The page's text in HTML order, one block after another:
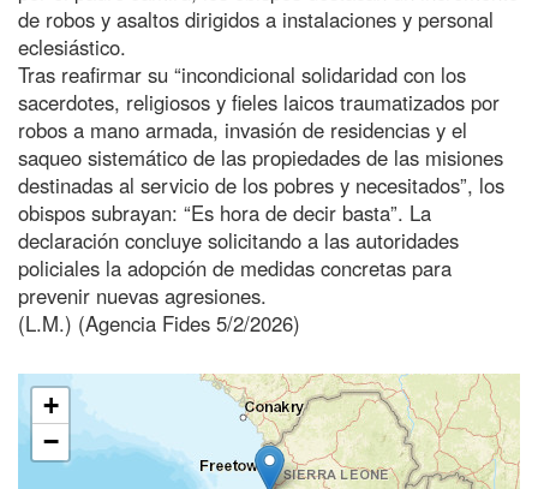
de robos y asaltos dirigidos a instalaciones y personal
eclesiástico.
Tras reafirmar su “incondicional solidaridad con los
sacerdotes, religiosos y fieles laicos traumatizados por
robos a mano armada, invasión de residencias y el
saqueo sistemático de las propiedades de las misiones
destinadas al servicio de los pobres y necesitados”, los
obispos subrayan: “Es hora de decir basta”. La
declaración concluye solicitando a las autoridades
policiales la adopción de medidas concretas para
prevenir nuevas agresiones.
(L.M.) (Agencia Fides 5/2/2026)
+
−